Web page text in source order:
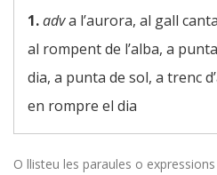
1.adva l’aurora, al gall
al rompent de l’alba, a
dia, a punta de sol, a trenc
en rompre el dia
O llisteu les paraules o